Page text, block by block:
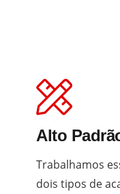
Alto
Trabalhamos
dois tipos de